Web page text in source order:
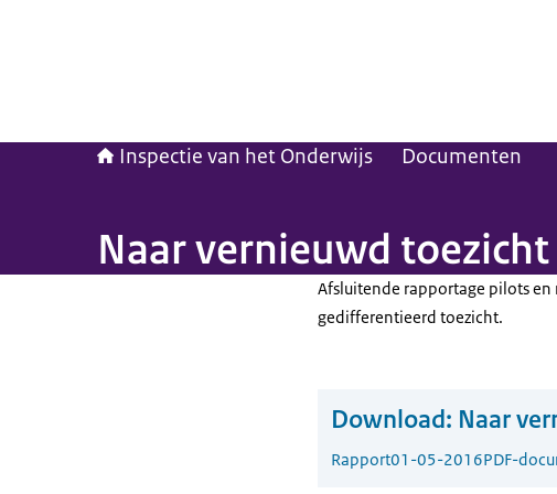
Inspectie van het Onderwijs Documenten
Naar vernieuwd toezicht
Afsluitende rapportage pilots
gedifferentieerd toezicht.
Download: Naar
Rapport01-05-2016PDF-